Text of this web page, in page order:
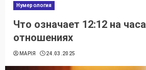
Нумерология
Что означает 12:12 на
отношениях
МАРІЯ 24.03.2025